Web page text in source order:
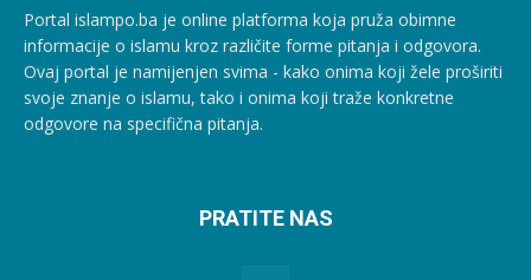
Portal islampo.ba je online platforma koja pruža obimne
informacije o islamu kroz različite forme pitanja i odgovora.
Ovaj portal je namijenjen svima - kako onima koji žele proširiti
svoje znanje o islamu, tako i onima koji traže konkretne
odgovore na specifična pitanja.
PRATITE NAS